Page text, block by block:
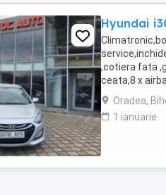
Hyundai
,cotiera fata
ceata,8 x
senzori de
Oradea,
1 ianuarie